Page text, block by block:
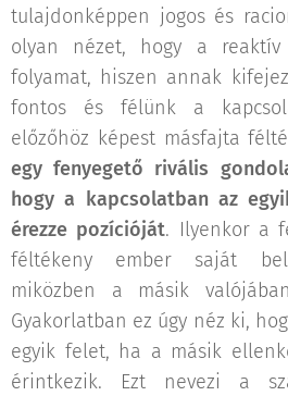
tulajdonképpen jogos és
olyan nézet, hogy a reaktív
folyamat, hiszen annak
fontos és félünk a
előzőhöz képest másfajta
egy fenyegető rivális
hogy a kapcsolatban az
érezze pozícióját. Ilyenkor a
féltékeny ember saját
miközben a másik
Gyakorlatban ez úgy néz ki,
egyik felet, ha a másik
érintkezik. Ezt nevezi a